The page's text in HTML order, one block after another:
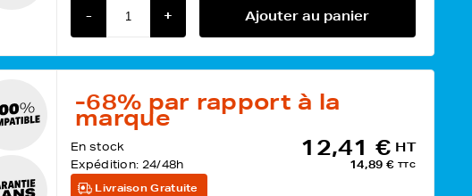
- + Ajouter au panier
-68% par rapport à la
marque
En stock
Expédition: 24/48h
12,41 € HT
14,89 € TTC
Livraison Gratuite